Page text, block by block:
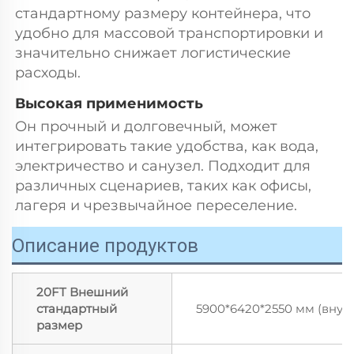
стандартному размеру контейнера, что
удобно для массовой транспортировки и
значительно снижает логистические
расходы.
Высокая применимость
Он прочный и долговечный, может
интегрировать такие удобства, как вода,
электричество и санузел. Подходит для
различных сценариев, таких как офисы,
лагеря и чрезвычайное переселение.
Описание продуктов
20FT Внешний
стандартный
размер
5900*6420*2550 мм